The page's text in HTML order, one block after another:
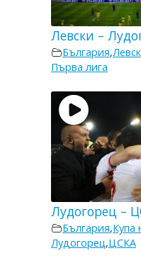
Левски –
България,
Първа лига
Лудогорец –
България,Купа
Лудогорец,ЦСКА